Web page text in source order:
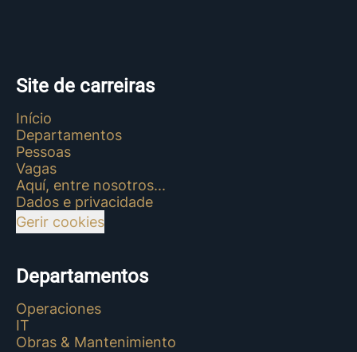
Site de carreiras
Início
Departamentos
Pessoas
Vagas
Aquí, entre nosotros...
Dados e privacidade
Gerir cookies
Departamentos
Operaciones
IT
Obras & Mantenimiento